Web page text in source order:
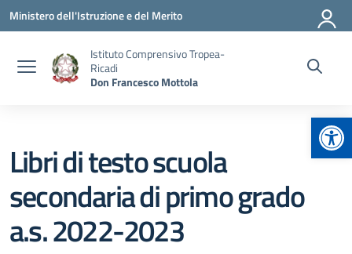
Vai ai contenuti
Vai al menu di navigazione
Vai al footer
Ministero dell'Istruzione e del Merito
Istituto Comprensivo Tropea-
Ricadi
Don Francesco Mottola
Libri di testo scuola
secondaria di primo grado
a.s. 2022-2023